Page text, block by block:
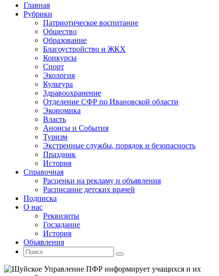
Промотать
содержимому
Главная
Рубрики
Патриотическое воспитание
Общество
Образование
Благоустройство и ЖКХ
Конкурсы
Спорт
Экология
Культура
Здравоохранение
Отделение СФР по Ивановской области
Экономика
Власть
Анонсы и События
Туризм
Экстренные службы, порядок и безопасность
Праздник
История
Справочная
Расценки на рекламу и объявления
Расписание детских врачей
Подписка
О нас
Реквизиты
Госзадание
История
Объявления
Поиск
Искать:
Поиск